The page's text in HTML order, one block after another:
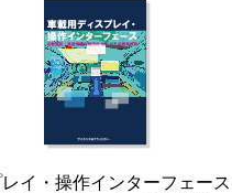
イ・操作インターフェー